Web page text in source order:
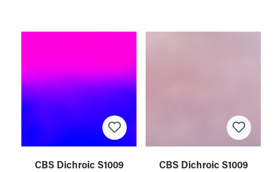
CBS Dichroic S1009
CBS Dichroic S1009